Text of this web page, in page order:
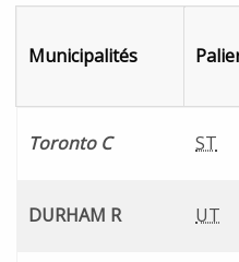
Municipalités
Toronto C ST
DURHAM R UT